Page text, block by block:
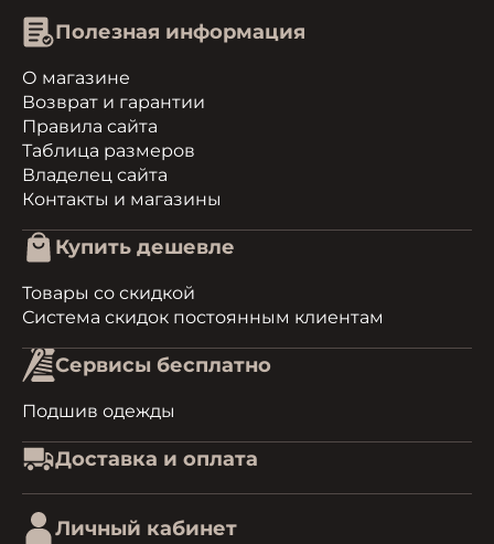
Полезная информация
О магазине
Возврат и гарантии
Правила сайта
Таблица размеров
Владелец сайта
Контакты и магазины
Купить дешевле
Товары со скидкой
Система скидок постоянным клиентам
Сервисы бесплатно
Подшив одежды
Доставка и оплата
Личный кабинет